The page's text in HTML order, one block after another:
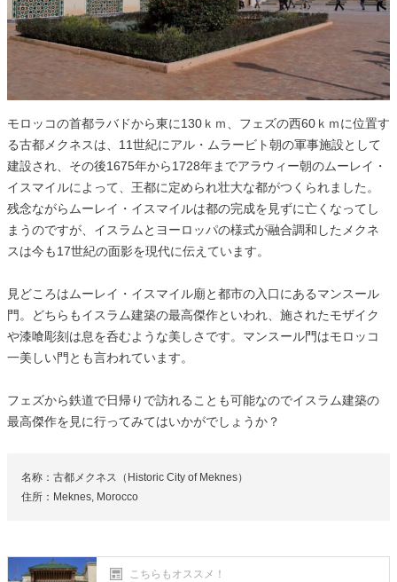
モロッコの首都ラバドから東に130ｋｍ、フェズの西60ｋｍに位置す
る古都メクネスは、11世紀にアル・ムラービト朝の軍事施設として
建設され、その後1675年から1728年までアラウィー朝のムーレイ・
イスマイルによって、王都に定められ壮大な都がつくられました。
残念ながらムーレイ・イスマイルは都の完成を見ずに亡くなってし
まうのですが、イスラムとヨーロッパの様式が融合調和したメクネ
スは今も17世紀の面影を現代に伝えています。
見どころはムーレイ・イスマイル廟と都市の入口にあるマンスール
門。どちらもイスラム建築の最高傑作といわれ、施されたモザイク
や漆喰彫刻は息を呑むような美しさです。マンスール門はモロッコ
一美しい門とも言われています。
フェズから鉄道で日帰りで訪れることも可能なのでイスラム建築の
最高傑作を見に行ってみてはいかがでしょうか？
名称：古都メクネス（Historic City of Meknes）
住所：Meknes, Morocco
こちらもオススメ！